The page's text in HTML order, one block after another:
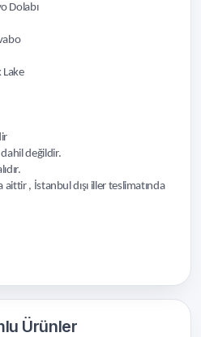
Ürünler
Dolabı
Lake
değildir.
aittir , İstanbul dışı iller teslimatında